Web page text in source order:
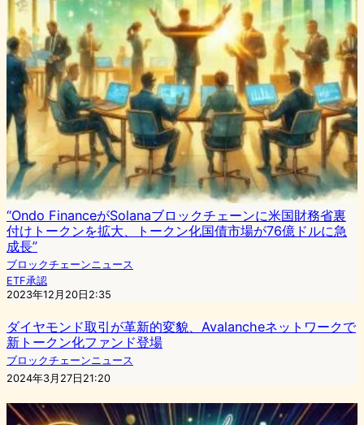
“Ondo FinanceがSolanaブロックチェーンに米国財務省裏
付けトークンを拡大、トークン化国債市場が76億ドルに急
成長”
ブロックチェーンニュース
ETF承認
2023年12月20日2:35
ダイヤモンド取引が革新的変貌、Avalancheネットワークで
新トークン化ファンド登場
ブロックチェーンニュース
2024年3月27日21:20